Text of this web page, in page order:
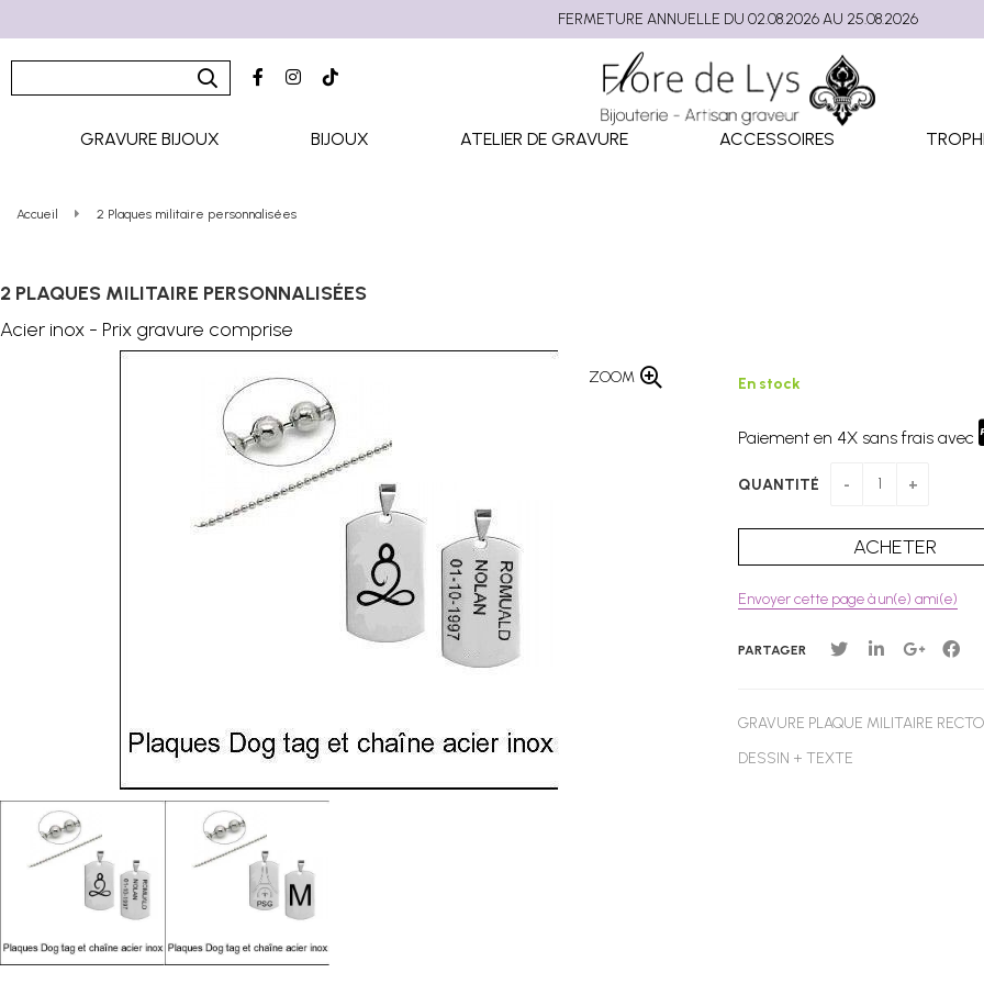
GRAVURE BIJOUX BIJOUX ATELIER DE GRAVURE ACCESSOIRES
Accueil 2 Plaques militaire personnalisées
2 PLAQUES MILITAIRE PERSONNALISÉES
Acier inox - Prix gravure comprise
ZOOM En stock
Paiement en 4X sans frais avec
QUANTITÉ
Envoyer cette page à un(e) ami(e)
PARTAGER
GRAVURE PLAQUE MILITAIRE
DESSIN + TEXTE
FERMETURE ANNUELLE DU 02.08.2026 AU 25.08.2026